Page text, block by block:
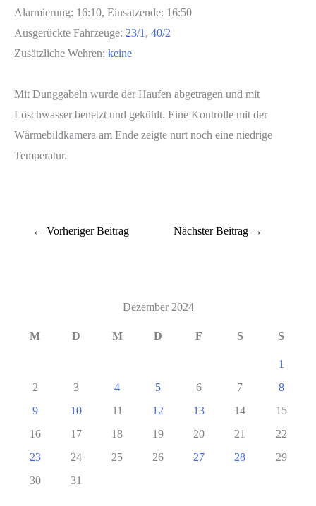
Alarmierung: 16:10, Einsatzende: 16:50
Ausgerückte Fahrzeuge: 23/1 , 40/2
Zusätzliche Wehren: keine
Mit Dunggabeln wurde der Haufen abgetragen und mit
Löschwasser benetzt und gekühlt. Eine Kontrolle mit der
Wärmebildkamera am Ende zeigte nurt noch eine niedrige
Temperatur.
← Vorheriger Beitrag Nächster Beitrag →
Dezember 2024
M D M D F S S
1
2
3 4 5 6 7
8
9
10 11 12 13 14
15
16
17 18 19 20 21
22
23
24 25 26 27 28
29
30
31